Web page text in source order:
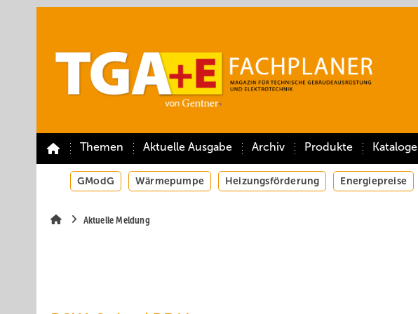
Themen Aktuelle Ausgabe Archiv Produkte Kataloge
GModG Wärmepumpe Heizungsförderung Energiepreise
Aktuelle Meldung